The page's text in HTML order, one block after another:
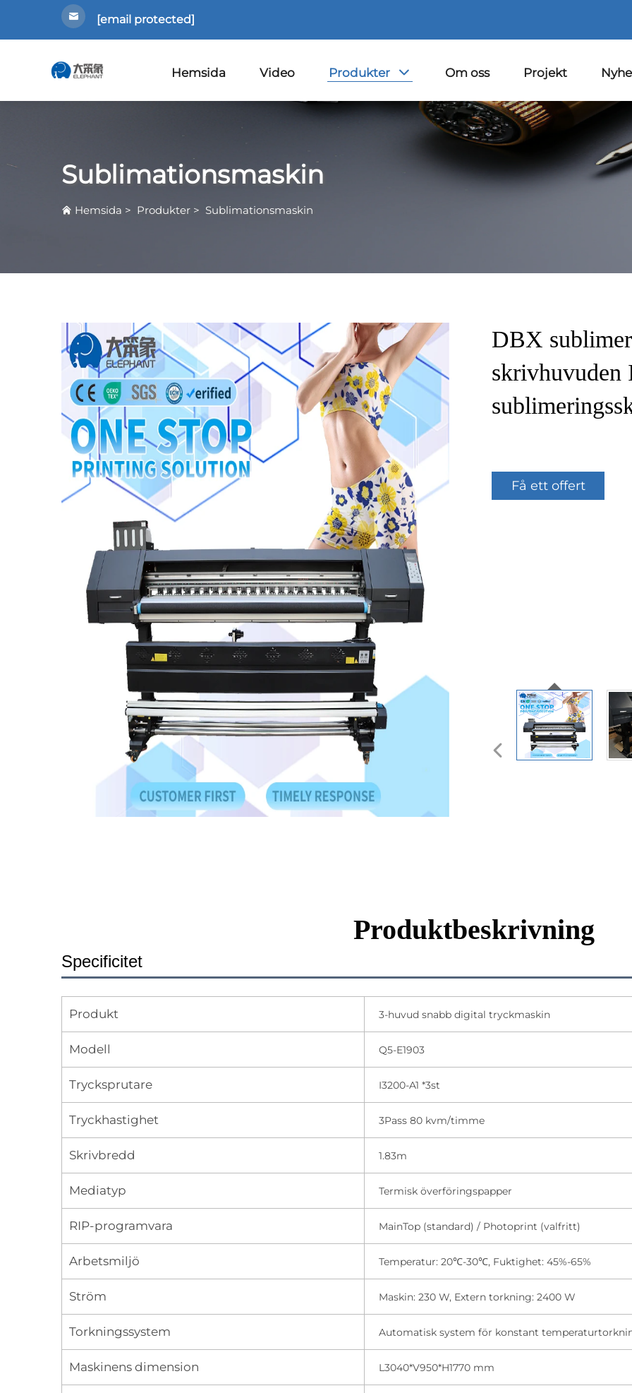
[email protected]
Hemsida Video Produkter Om oss Projekt
Sublimationsmaskin
Hemsida > Produkter > Sublimationsmaskin
DBX
skrivhuvuden
Få ett offert
Produktbeskrivning
Specificitet
Produkt 3-huvud snabb digital tryckmaskin
Modell Q5-E1903
Trycksprutare I3200-A1 *3st
Tryckhastighet 3Pass 80 kvm/timme
Skrivbredd 1.83m
Mediatyp Termisk överföringspapper
RIP-programvara MainTop (standard) / Photoprint (valfritt)
Arbetsmiljö Temperatur: 20℃-30℃, Fuktighet: 45%-65%
Ström Maskin: 230 W, Extern torkning: 2400 W
Torkningssystem Automatisk system för konstant
Maskinens dimension L3040*V950*H1770 mm